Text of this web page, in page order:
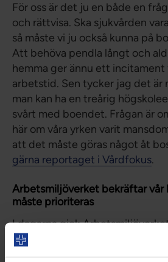
För oss är det ju en både en
och rättvisa. Ska sjukvården
så måste vi ju också kunna på
Att behöva pendla långt och
hemma ger ännu ett
arbetstid. Sen tycker jag det är
man kan ha en treårig
svårt med boendet. Frågan är
här om våra yrken varit
att det måste göras något åt
gärna reportaget i Vårdfokus.
Arbetsmiljöverket bekräftar vår
måste prioriteras
I dagarna gick
akutsjukhus inte lever upp till